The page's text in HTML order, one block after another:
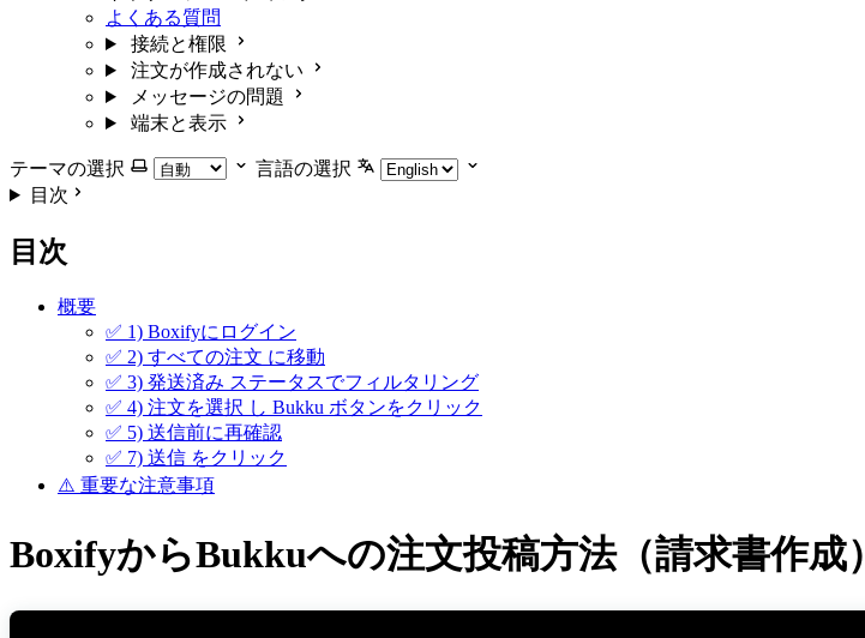
よくある質問
接続と権限
注文が作成されない
メッセージの問題
端末と表示
テーマの選択
言語の選択
目次
目次
概要
✅ 1) Boxifyにログイン
✅ 2) すべての注文 に移動
✅ 3) 発送済み ステータスでフィルタリング
✅ 4) 注文を選択 し Bukku ボタンをクリック
✅ 5) 送信前に再確認
✅ 7) 送信 をクリック
⚠️ 重要な注意事項
BoxifyからBukkuへの注文投稿方法（請求書作成）